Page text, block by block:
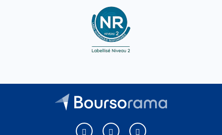
Boursorama sur Facebook
Boursorama sur XBoursorama sur